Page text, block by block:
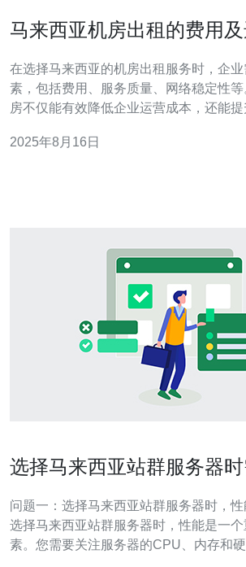
马来西亚机房出租的费用
在选择马来西亚的机房出租服务时，企
素，包括费用、服务质量、网络稳定性
房不仅能有效降低企业运营成本，还能
南，特别推荐德讯电讯作为值得信赖的服务
2025年8月16日
选择马来西亚站群服务器
问题一：选择马来西亚站群服务器时，
选择马来西亚站群服务器时，性能是一个
素。您需要关注服务器的CPU、内存和